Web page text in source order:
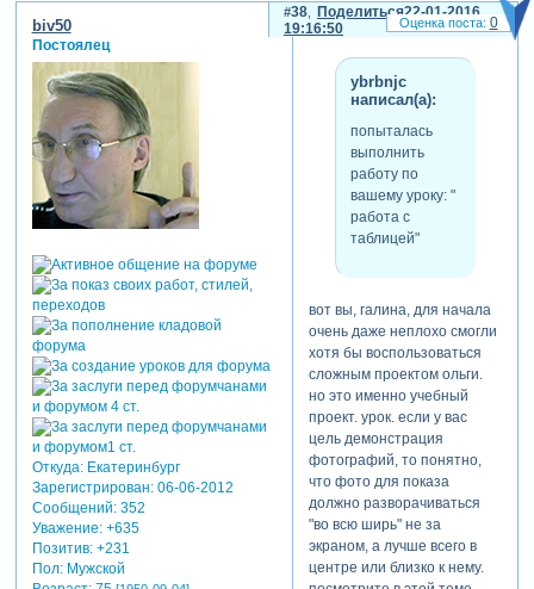
экране, рябит в
глазах
согласна, что как стиль, этот
вариант не очень приятный
к просмотру. целью урока
было показать как
пользоваться таблицей.
здесь, если будет понят сам
принцип пользования ей,
поэкспериментировать,
вращения, т.е. уменьшить
кол-во оборотов в единицу
времени.
Поделиться
38
22-01-2016
19:16:50
biv50
Постоялец
Откуда:Екатеринбург
Зарегистрирован: 06-06-2012
Сообщений:352
Уважение: +635
Позитив: +231
Пол:Мужской
ybrbnjc
написал(а):
попыталась
выполнить
работу по
вашему уроку: "
работа с
таблицей"
вот вы, галина, для начала
очень даже неплохо смогли
хотя бы воспользоваться
сложным проектом ольги.
но это именно учебный
проект. урок. если у вас
цель демонстрация
фотографий, то понятно,
что фото для показа
должно разворачиваться
"во всю ширь" не за
экраном, а лучше всего в
центре или близко к нему.
0